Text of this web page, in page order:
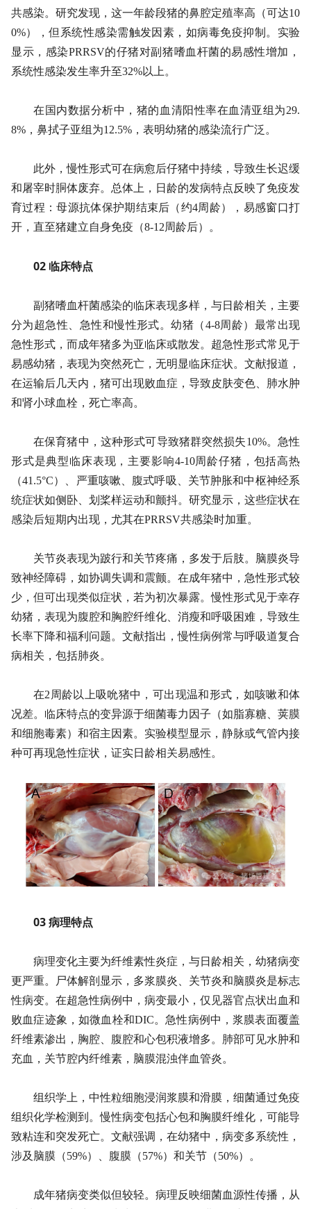
共感染。研究发现，这一年龄段猪的鼻腔定殖率高（可达10
0%），但系统性感染需触发因素，如病毒免疫抑制。实验
显示，感染PRRSV的仔猪对副猪嗜血杆菌的易感性增加，
系统性感染发生率升至32%以上。
在国内数据分析中，猪的血清阳性率在血清亚组为29.
8%，鼻拭子亚组为12.5%，表明幼猪的感染流行广泛。
此外，慢性形式可在病愈后仔猪中持续，导致生长迟缓
和屠宰时胴体废弃。总体上，日龄的发病特点反映了免疫发
育过程：母源抗体保护期结束后（约4周龄），易感窗口打
开，直至猪建立自身免疫（8-12周龄后）。
02 临床特点
副猪嗜血杆菌感染的临床表现多样，与日龄相关，主要
分为超急性、急性和慢性形式。幼猪（4-8周龄）最常出现
急性形式，而成年猪多为亚临床或散发。超急性形式常见于
易感幼猪，表现为突然死亡，无明显临床症状。文献报道，
在运输后几天内，猪可出现败血症，导致皮肤变色、肺水肿
和肾小球血栓，死亡率高。
在保育猪中，这种形式可导致猪群突然损失10%。急性
形式是典型临床表现，主要影响4-10周龄仔猪，包括高热
（41.5°C）、严重咳嗽、腹式呼吸、关节肿胀和中枢神经系
统症状如侧卧、划桨样运动和颤抖。研究显示，这些症状在
感染后短期内出现，尤其在PRRSV共感染时加重。
关节炎表现为跛行和关节疼痛，多发于后肢。脑膜炎导
致神经障碍，如协调失调和震颤。在成年猪中，急性形式较
少，但可出现类似症状，若为初次暴露。慢性形式见于幸存
幼猪，表现为腹腔和胸腔纤维化、消瘦和呼吸困难，导致生
长率下降和福利问题。文献指出，慢性病例常与呼吸道复合
病相关，包括肺炎。
在2周龄以上吸吮猪中，可出现温和形式，如咳嗽和体
况差。临床特点的变异源于细菌毒力因子（如脂寡糖、荚膜
和细胞毒素）和宿主因素。实验模型显示，静脉或气管内接
种可再现急性症状，证实日龄相关易感性。
03 病理特点
病理变化主要为纤维素性炎症，与日龄相关，幼猪病变
更严重。尸体解剖显示，多浆膜炎、关节炎和脑膜炎是标志
性病变。在超急性病例中，病变最小，仅见器官点状出血和
败血症迹象，如微血栓和DIC。急性病例中，浆膜表面覆盖
纤维素渗出，胸腔、腹腔和心包积液增多。肺部可见水肿和
充血，关节腔内纤维素，脑膜混浊伴血管炎。
组织学上，中性粒细胞浸润浆膜和滑膜，细菌通过免疫
组织化学检测到。慢性病变包括心包和胸膜纤维化，可能导
致粘连和突发死亡。文献强调，在幼猪中，病变多系统性，
涉及脑膜（59%）、腹膜（57%）和关节（50%）。
成年猪病变类似但较轻。病理反映细菌血源性传播，从